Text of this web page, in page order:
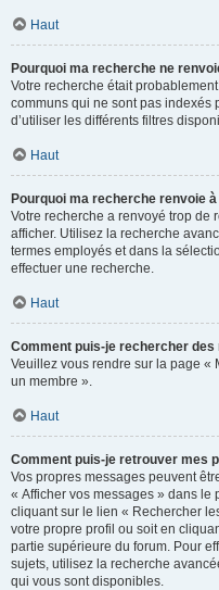
Haut
Pourquoi ma recherche ne
Votre recherche était
communs qui ne sont pas indexés
d’utiliser les différents filtres
Haut
Pourquoi ma recherche renvoie
Votre recherche a renvoyé trop de
afficher. Utilisez la recherche
termes employés et dans la
effectuer une recherche.
Haut
Comment puis-je rechercher des
Veuillez vous rendre sur la page «
un membre ».
Haut
Comment puis-je retrouver mes
Vos propres messages peuvent
« Afficher vos messages » dans le
cliquant sur le lien « Rechercher
votre propre profil ou soit en
partie supérieure du forum. Pour
sujets, utilisez la recherche
qui vous sont disponibles.